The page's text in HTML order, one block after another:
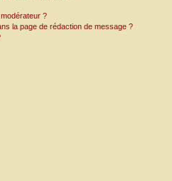
?
la page de rédaction de message ?